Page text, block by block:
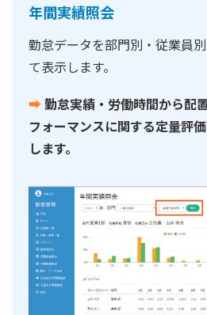
年間実績照会
勤怠データを部門別・従業員
て表示します。
➡勤怠実績・労働時間から配
フォーマンスに関する定量評
します。